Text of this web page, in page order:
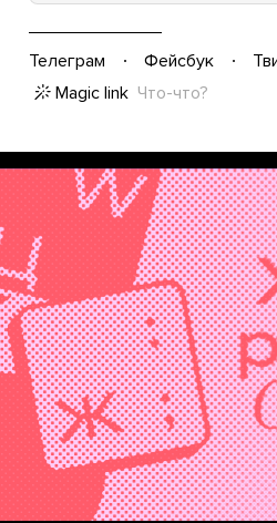
Телеграм Фейсбук
Magic link Что-что?